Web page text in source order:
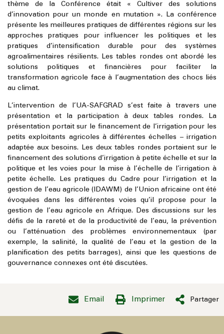
thème de la Conférence était « Cultiver des solutions
d’innovation pour un monde en mutation ». La conférence
présente les meilleures pratiques de différentes régions sur les
approches pratiques pour influencer les politiques et les
pratiques d’intensification durable pour des systèmes
agroalimentaires résilients. Les tables rondes ont abordé les
solutions politiques et financières pour faciliter la
transformation agricole face à l’augmentation des chocs liés
au climat.
L’intervention de l’UA-SAFGRAD s’est faite à travers une
présentation et la participation à deux tables rondes. La
présentation portait sur le financement de l’irrigation pour les
petits exploitants agricoles à différentes échelles – irrigation
adaptée aux besoins. Les deux tables rondes portaient sur le
financement des solutions d’irrigation à petite échelle et sur la
politique et les voies pour la mise à l’échelle de l’irrigation à
petite échelle. Les pratiques du Cadre pour l’irrigation et la
gestion de l’eau agricole (IDAWM) de l’Union africaine ont été
évoquées dans les différentes voies qu’il propose pour la
gestion de l’eau agricole en Afrique. Des discussions sur les
défis de la rareté et de la productivité de l’eau, la prévention
ou l’atténuation des problèmes environnementaux (par
exemple, la salinité, la qualité de l’eau et la gestion de la
planification des petits barrages), ainsi que les questions de
gouvernance connexes ont été discutées.
Email Imprimer Partager